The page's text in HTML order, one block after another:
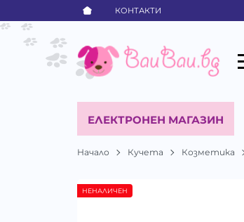
КОНТАКТИ
ЕЛЕКТРОНЕН МАГАЗИН
Начало Кучета Козметика
НЕНАЛИЧЕН